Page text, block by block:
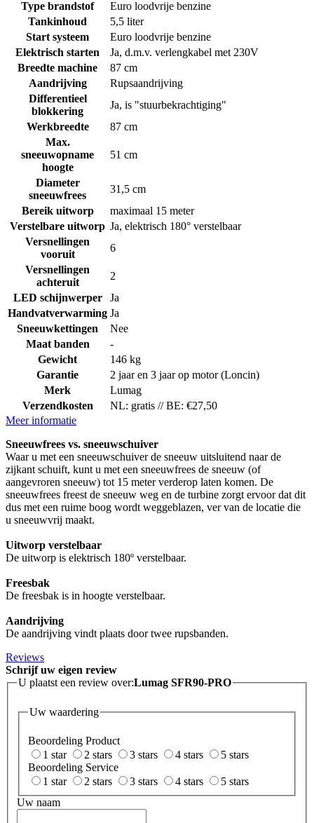
Type brandstof
Euro loodvrije benzine
Tankinhoud
5,5 liter
Start systeem
Euro loodvrije benzine
Elektrisch starten
Ja, d.m.v. verlengkabel met 230V
Breedte machine
87 cm
Aandrijving
Rupsaandrijving
Differentieel
blokkering
Ja, is "stuurbekrachtiging"
Werkbreedte
87 cm
Max.
sneeuwopname
hoogte
51 cm
Diameter
sneeuwfrees
31,5 cm
Bereik uitworp
maximaal 15 meter
Verstelbare uitworp Ja, elektrisch 180° verstelbaar
Versnellingen
vooruit
6
Versnellingen
achteruit
2
LED schijnwerper
Ja
Handvatverwarming Ja
Sneeuwkettingen
Nee
Maat banden
-
Gewicht
146 kg
Garantie
2 jaar en 3 jaar op motor (Loncin)
Merk
Lumag
Verzendkosten
NL: gratis // BE: €27,50
Meer informatie
Sneeuwfrees vs. sneeuwschuiver
Waar u met een sneeuwschuiver de sneeuw uitsluitend naar de
zijkant schuift, kunt u met een sneeuwfrees de sneeuw (of
aangevroren sneeuw) tot 15 meter verderop laten komen. De
sneeuwfrees freest de sneeuw weg en de turbine zorgt ervoor dat dit
dus met een ruime boog wordt weggeblazen, ver van de locatie die
u sneeuwvrij maakt.
Uitworp verstelbaar
De uitworp is elektrisch 180º verstelbaar.
Freesbak
De freesbak is in hoogte verstelbaar.
Aandrijving
De aandrijving vindt plaats door twee rupsbanden.
Reviews
Schrijf uw eigen review
U plaatst een review over:Lumag SFR90-PRO
Uw waardering
Beoordeling Product
1 star
2 stars 3 stars 4 stars
5 stars
Beoordeling Service
1 star
2 stars 3 stars 4 stars
5 stars
Uw naam